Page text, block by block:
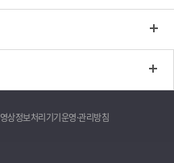
영상정보처리기기운영·관리방침